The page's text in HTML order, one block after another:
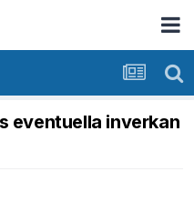
eventuella inverkan